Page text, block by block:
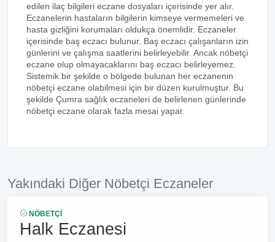
edilen ilaç bilgileri eczane dosyaları içerisinde yer alır.
Eczanelerin hastaların bilgilerin kimseye vermemeleri ve
hasta gizliğini korumaları oldukça önemlidir. Eczaneler
içerisinde baş eczacı bulunur. Baş eczacı çalışanların izin
günlerini ve çalışma saatlerini belirleyebilir. Ancak nöbetçi
eczane olup olmayacaklarını baş eczacı belirleyemez.
Sistemik bir şekilde o bölgede bulunan her eczanenin
nöbetçi eczane olabilmesi için bir düzen kurulmuştur. Bu
şekilde Çumra sağlık eczaneleri de belirlenen günlerinde
nöbetçi eczane olarak fazla mesai yapar.
Yakındaki Diğer Nöbetçi Eczaneler
NÖBETÇI
Halk Eczanesi